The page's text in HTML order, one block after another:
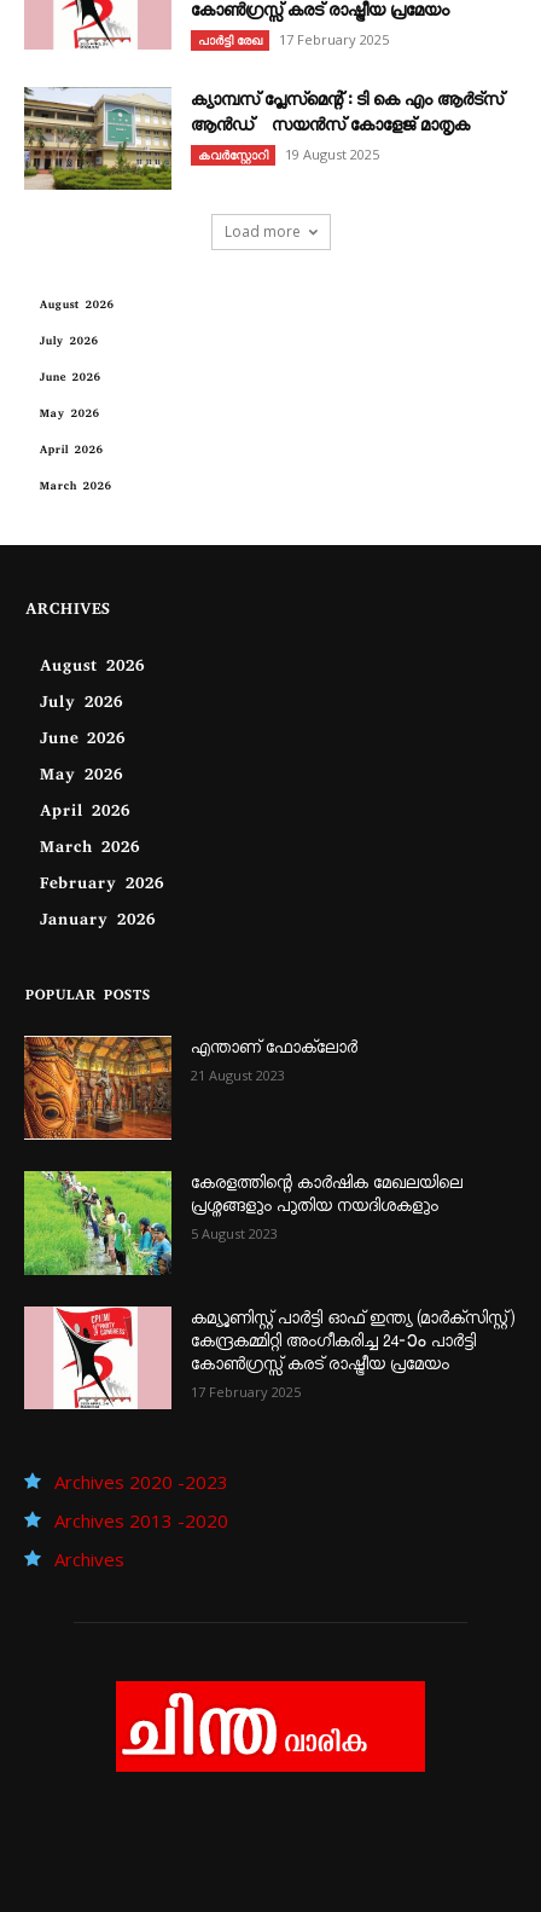
കോൺഗ്രസ്സ് കരട് രാഷ്ട്രീയ പ്രമേയം
പാർട്ടി രേഖ 17 February 2025
ക്യാമ്പസ് പ്ലേസ്മെന്റ് : ടി കെ എം ആർട്സ്
ആൻഡ് സയൻസ് കോളേജ് മാതൃക
കവര്‍സ്റ്റോറി 19 August 2025
Load more
August 2026
July 2026
June 2026
May 2026
April 2026
March 2026
ARCHIVES
August 2026
July 2026
June 2026
May 2026
April 2026
March 2026
February 2026
January 2026
POPULAR POSTS
എന്താണ്‌ ഫോക്‌ലോർ
21 August 2023
കേരളത്തിന്റെ കാർഷിക മേഖലയിലെ
പ്രശ്നങ്ങളും പുതിയ നയദിശകളും
5 August 2023
കമ്യൂണിസ്റ്റ് പാർട്ടി ഓഫ് ഇന്ത്യ (മാർക്സിസ്റ്റ്)
കേന്ദ്രകമ്മിറ്റി അംഗീകരിച്ച 24‐ാം പാർട്ടി
കോൺഗ്രസ്സ് കരട് രാഷ്ട്രീയ പ്രമേയം
17 February 2025
Archives 2020 -2023
Archives 2013 -2020
Archives